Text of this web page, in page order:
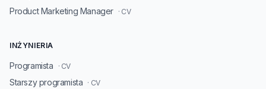
Product Marketing Manager · CV
INŻYNIERIA
Programista · CV
Starszy programista · CV